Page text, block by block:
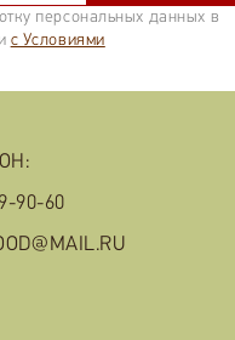
персональных данных в
с Условиями
90-60